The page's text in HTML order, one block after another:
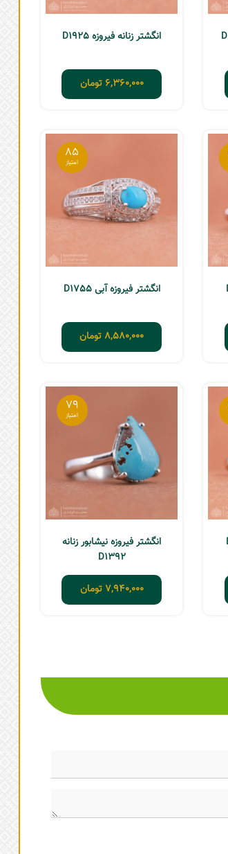
انگشتر زنانه فیروزه D1925
6,360,000 تومان
85
انگشتر فیروزه آبی D1755
8,580,000 تومان
79
انگشتر فیروزه نیشابور زنانه
D1392
7,940,000 تومان